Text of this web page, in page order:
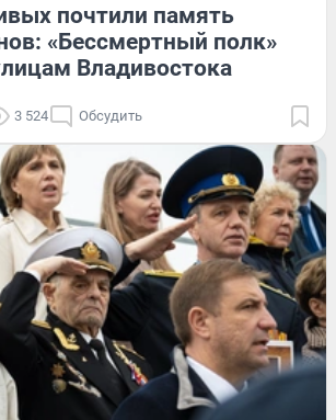
почтили память
«Бессмертный полк»
Владивостока
3 524 Обсудить